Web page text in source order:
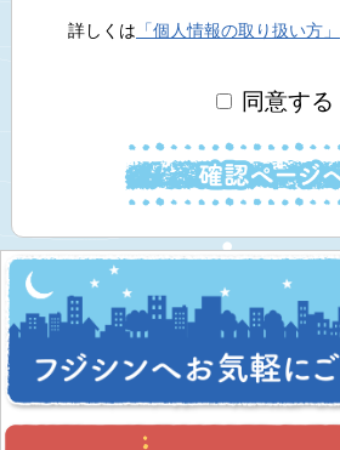
詳しくは 「個人情報の取り扱い方」
同意する